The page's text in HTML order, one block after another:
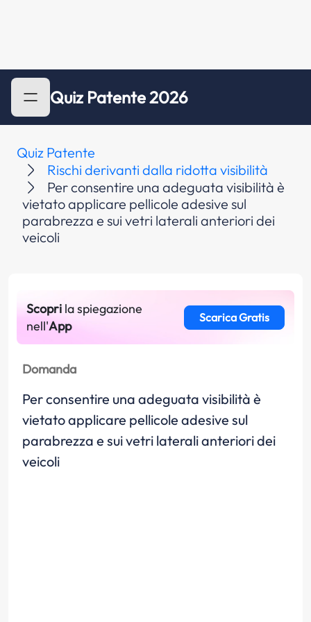
Quiz Patente 2026
Quiz Patente
Rischi derivanti dalla ridotta visibilità
Per consentire una adeguata visibilità è
vietato applicare pellicole adesive sul
parabrezza e sui vetri laterali anteriori dei
veicoli
Scopri la spiegazione
nell'App
Scarica Gratis
Domanda
Per consentire una adeguata visibilità è
vietato applicare pellicole adesive sul
parabrezza e sui vetri laterali anteriori dei
veicoli